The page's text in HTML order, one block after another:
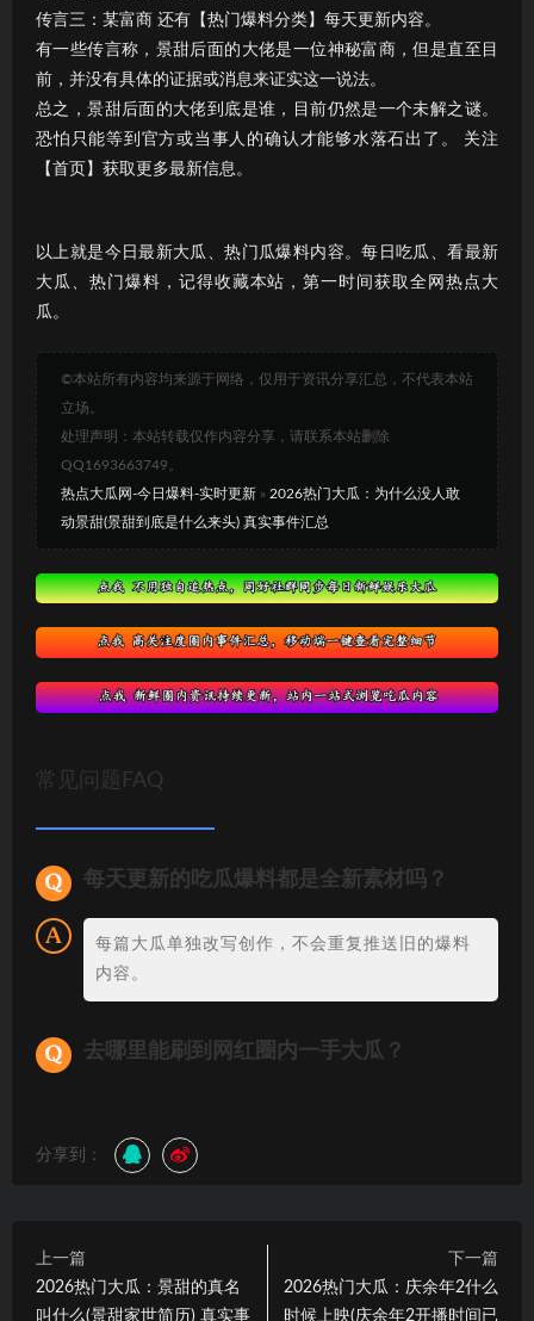
传言三：某富商 还有【热门爆料分类】每天更新内容。
有一些传言称，景甜后面的大佬是一位神秘富商，但是直至目
前，并没有具体的证据或消息来证实这一说法。
总之，景甜后面的大佬到底是谁，目前仍然是一个未解之谜。
恐怕只能等到官方或当事人的确认才能够水落石出了。 关注
【首页】获取更多最新信息。
以上就是今日最新大瓜、热门瓜爆料内容。每日吃瓜、看最新
大瓜、热门爆料，记得收藏本站，第一时间获取全网热点大
瓜。
©本站所有内容均来源于网络，仅用于资讯分享汇总，不代表本站
立场。
处理声明：本站转载仅作内容分享，请联系本站删除
QQ1693663749。
热点大瓜网-今日爆料-实时更新 » 2026热门大瓜：为什么没人敢
动景甜(景甜到底是什么来头) 真实事件汇总
常见问题FAQ
每天更新的吃瓜爆料都是全新素材吗？
每篇大瓜单独改写创作，不会重复推送旧的爆料
内容。
去哪里能刷到网红圈内一手大瓜？
分享到：
上一篇
2026热门大瓜：景甜的真名
叫什么(景甜家世简历) 真实事
下一篇
2026热门大瓜：庆余年2什么
时候上映(庆余年2开播时间已